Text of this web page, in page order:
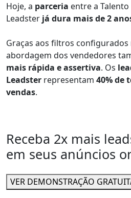
Hoje, a parceria entre a
Leadster já dura mais de 2
Graças aos filtros
abordagem dos vendedores
mais rápida e assertiva. Os
Leadster representam 40% de
vendas.
Receba 2x mais
em seus anúncios
VER DEMONSTRAÇÃO